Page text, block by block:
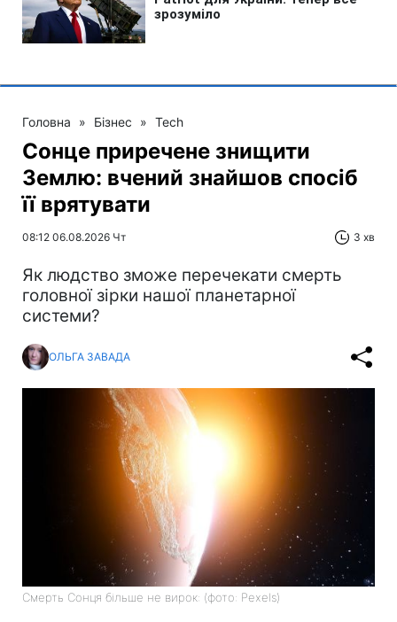
Головна » Бізнес » Tech
Сонце приречене знищити
Землю: вчений знайшов спосіб
її врятувати
08:12 06.08.2026 Чт 3 хв
Як людство зможе перечекати смерть
головної зірки нашої планетарної
системи?
ОЛЬГА ЗАВАДА
Смерть Сонця більше не вирок: (фото: Pexels)